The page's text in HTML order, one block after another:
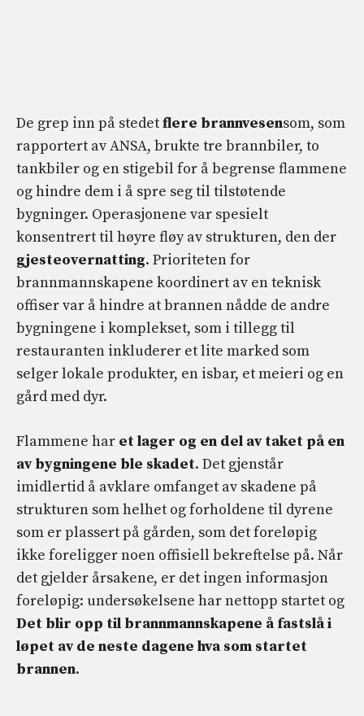
De grep inn på stedetflere brannvesensom, som
rapportert av ANSA, brukte tre brannbiler, to
tankbiler og en stigebil for å begrense flammene
og hindre dem i å spre seg til tilstøtende
bygninger. Operasjonene var spesielt
konsentrert til høyre fløy av strukturen, den der
gjesteovernatting. Prioriteten for
brannmannskapene koordinert av en teknisk
offiser var å hindre at brannen nådde de andre
bygningene i komplekset, som i tillegg til
restauranten inkluderer et lite marked som
selger lokale produkter, en isbar, et meieri og en
gård med dyr.
Flammene har et lager og en del av taket på en
av bygningene ble skadet. Det gjenstår
imidlertid å avklare omfanget av skadene på
strukturen som helhet og forholdene til dyrene
som er plassert på gården, som det foreløpig
ikke foreligger noen offisiell bekreftelse på. Når
det gjelder årsakene, er det ingen informasjon
foreløpig: undersøkelsene har nettopp startet og
Det blir opp til brannmannskapene å fastslå i
løpet av de neste dagene hva som startet
brannen.